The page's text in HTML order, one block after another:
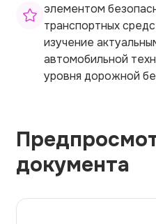
элементом
транспортных
изучение
автомобильной
уровня дорожной
документа